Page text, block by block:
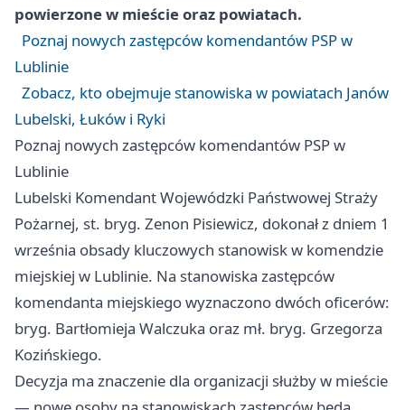
powierzone w mieście oraz powiatach.
Poznaj nowych zastępców komendantów PSP w
Lublinie
Zobacz, kto obejmuje stanowiska w powiatach Janów
Lubelski, Łuków i Ryki
Poznaj nowych zastępców komendantów PSP w
Lublinie
Lubelski Komendant Wojewódzki Państwowej Straży
Pożarnej, st. bryg. Zenon Pisiewicz, dokonał z dniem 1
września obsady kluczowych stanowisk w komendzie
miejskiej w Lublinie. Na stanowiska zastępców
komendanta miejskiego wyznaczono dwóch oficerów:
bryg. Bartłomieja Walczuka oraz mł. bryg. Grzegorza
Kozińskiego.
Decyzja ma znaczenie dla organizacji służby w mieście